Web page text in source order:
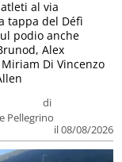
di
Pellegrino
il 08/08/2026
al via
tappa del Défì
podio anche
Alex
Di Vincenzo